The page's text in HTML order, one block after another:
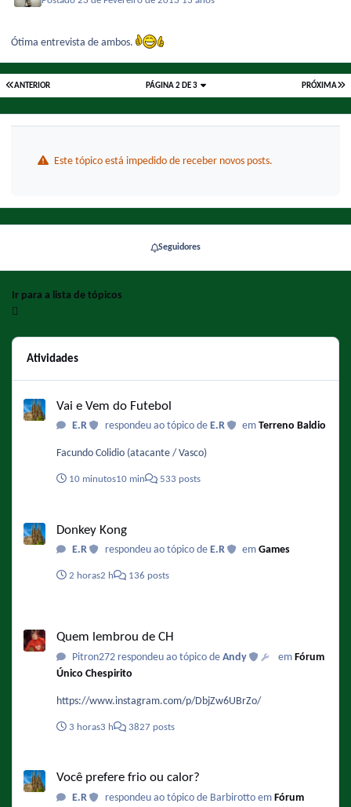
Ótima entrevista de ambos.
ANTERIOR PRÓXIMA
PÁGINA 2 DE 3
Este tópico está impedido de receber novos posts.
Seguidores
Ir para a lista de tópicos
Atividades
Vai e Vem do Futebol
E.R respondeu ao tópico de E.R emTerreno Baldio
Facundo Colidio (atacante / Vasco)
10 minutos10 min 533 posts
Donkey Kong
E.R respondeu ao tópico de E.R emGames
2 horas2 h 136 posts
Quem lembrou de CH
Pitron272 respondeu ao tópico de Andy em Fórum
Único Chespirito
https://www.instagram.com/p/DbjZw6UBrZo/
3 horas3 h 3827 posts
Você prefere frio ou calor?
E.R respondeu ao tópico de Barbirotto em Fórum